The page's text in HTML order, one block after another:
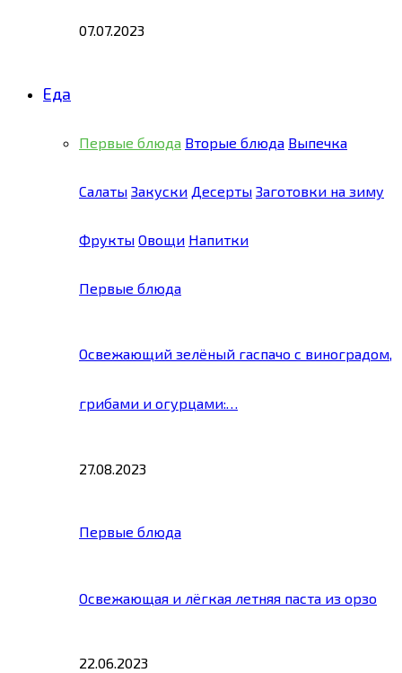
07.07.2023
Еда
Первые блюда Вторые блюда Выпечка
Салаты Закуски Десерты Заготовки на зиму
Фрукты Овощи Напитки
Первые блюда
Освежающий зелёный гаспачо с виноградом,
грибами и огурцами:…
27.08.2023
Первые блюда
Освежающая и лёгкая летняя паста из орзо
22.06.2023